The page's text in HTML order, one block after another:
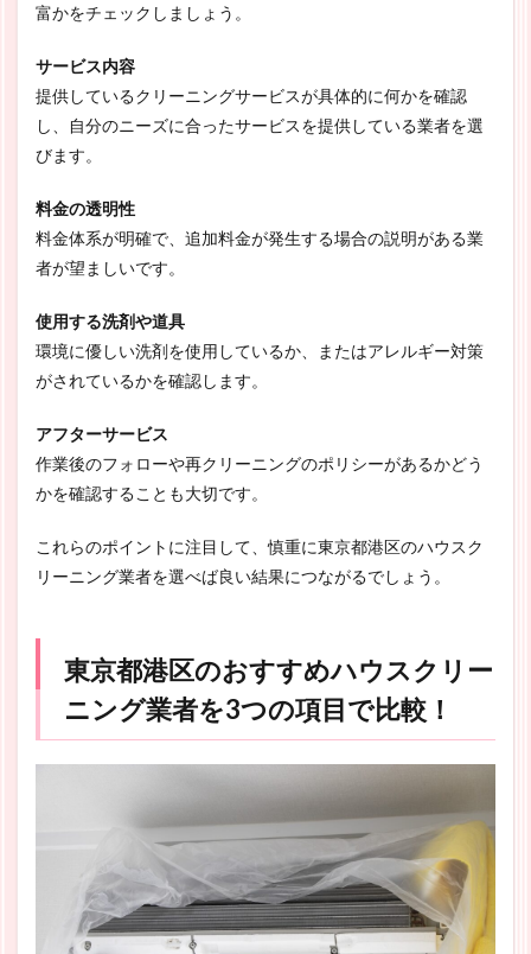
富かをチェックしましょう。
サービス内容
提供しているクリーニングサービスが具体的に何かを確認
し、自分のニーズに合ったサービスを提供している業者を選
びます。
料金の透明性
料金体系が明確で、追加料金が発生する場合の説明がある業
者が望ましいです。
使用する洗剤や道具
環境に優しい洗剤を使用しているか、またはアレルギー対策
がされているかを確認します。
アフターサービス
作業後のフォローや再クリーニングのポリシーがあるかどう
かを確認することも大切です。
これらのポイントに注目して、慎重に東京都港区のハウスク
リーニング業者を選べば良い結果につながるでしょう。
東京都港区のおすすめハウスクリー
ニング業者を3つの項目で比較！